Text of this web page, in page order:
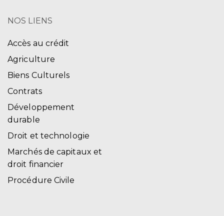
NOS LIENS
Accès au crédit
Agriculture
Biens Culturels
Contrats
Développement
durable
Droit et technologie
Marchés de capitaux et
droit financier
Procédure Civile